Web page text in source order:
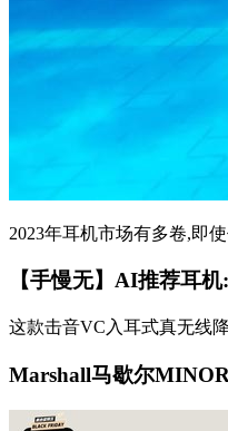
2023年耳机市场有多卷,即
【手慢无】AI推荐耳
这款击音VC入耳式真无线
Marshall马歇尔